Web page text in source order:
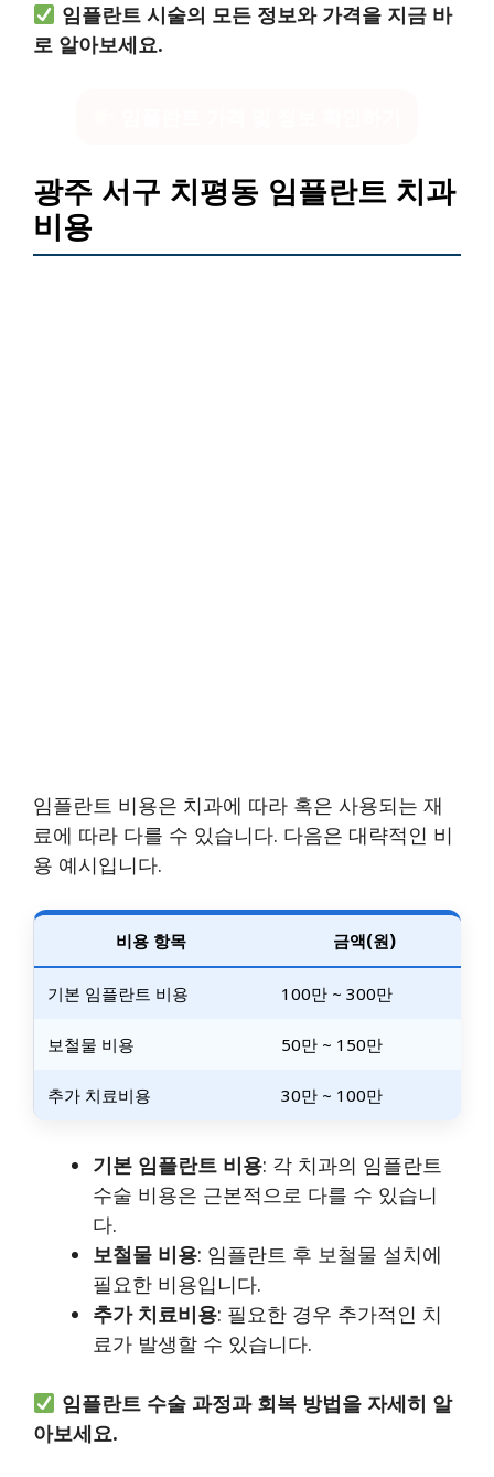
임플란트 시술의 모든 정보와 가격을 지금 바
로 알아보세요.
광주 서구 치평동 임플란트 치과
비용
임플란트 비용은 치과에 따라 혹은 사용되는 재
료에 따라 다를 수 있습니다. 다음은 대략적인 비
용 예시입니다.
비용 항목 금액(원)
기본 임플란트 비용 100만 ~ 300만
보철물 비용 50만 ~ 150만
추가 치료비용 30만 ~ 100만
기본 임플란트 비용: 각 치과의 임플란트
수술 비용은 근본적으로 다를 수 있습니
다.
보철물 비용: 임플란트 후 보철물 설치에
필요한 비용입니다.
추가 치료비용: 필요한 경우 추가적인 치
료가 발생할 수 있습니다.
임플란트 수술 과정과 회복 방법을 자세히 알
아보세요.